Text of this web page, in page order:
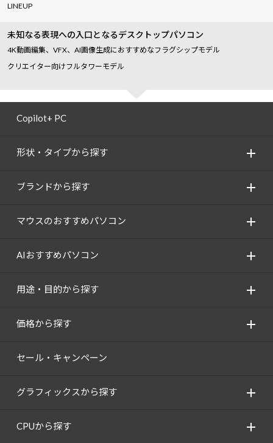
LINEUP
未知なる表現への入口となるデスクトップパソコン
4K動画編集、VFX、AI画像生成におすすめなフラグシップモデル
クリエイター向けフルタワーモデル
Copilot+ PC
形状・タイプから探す
ブランドから探す
マウスのおすすめパソコン
AIおすすめパソコン
用途・目的から探す
価格から探す
セール・キャンペーン
グラフィックスから探す
CPUから探す